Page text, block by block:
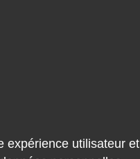
expérience utilisateur et